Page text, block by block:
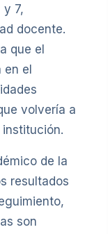
y 7,
docente.
que el
el
volvería a
de la
resultados
son